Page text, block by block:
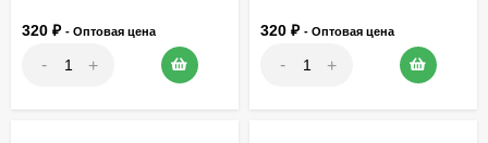
320 ₽ - Оптовая цена
- +
320 ₽ - Оптовая цена
- +